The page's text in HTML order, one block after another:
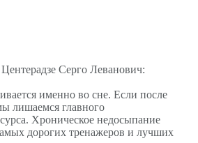
Серго Леванович:
именно во сне. Если после
лишаемся главного
Хроническое недосыпание
дорогих тренажеров и лучших